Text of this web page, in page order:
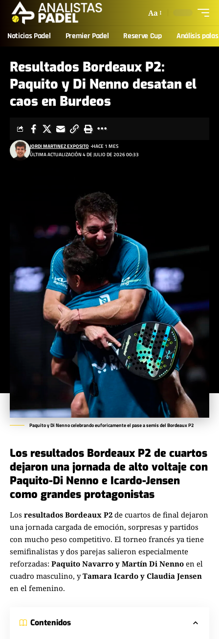
Aa
Noticias Padel Premier Padel Reserve Cup Análisis palas
Resultados Bordeaux P2:
Paquito y Di Nenno desatan el
caos en Burdeos
ÚLTIMA ACTUALIZACIÓN 4 DE JULIO DE 2026 00:33
JORDI MARTINEZ EXPOSITO HACE 1 MES
Paquito y Di Nenno celebrando euforicamente el pase a semis del Bordeaux P2
Los resultados Bordeaux P2 de cuartos
dejaron una jornada de alto voltaje con
Paquito-Di Nenno e Icardo-Jensen
como grandes protagonistas
Los resultados Bordeaux P2 de cuartos de final dejaron
una jornada cargada de emoción, sorpresas y partidos
con mucho peso competitivo. El torneo francés ya tiene
semifinalistas y dos parejas salieron especialmente
reforzadas: Paquito Navarro y Martín Di Nenno en el
cuadro masculino, yTamara Icardo y Claudia Jensen
en el femenino.
Contenidos